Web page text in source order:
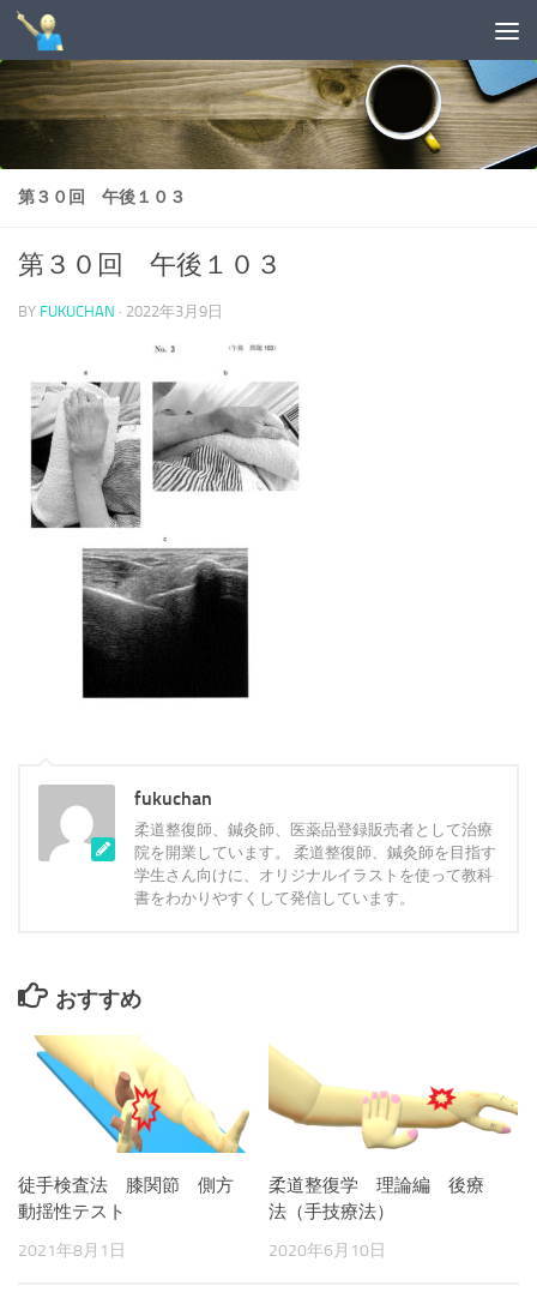
コンテンツへスキップ
第３０回 午後１０３
第３０回 午後１０３
BY FUKUCHAN · 2022年3月9日
fukuchan
柔道整復師、鍼灸師、医薬品登録販売者として治療
院を開業しています。 柔道整復師、鍼灸師を目指す
学生さん向けに、オリジナルイラストを使って教科
書をわかりやすくして発信しています。
おすすめ
徒手検査法 膝関節 側方
動揺性テスト
2021年8月1日
柔道整復学 理論編 後療
法（手技療法）
2020年6月10日